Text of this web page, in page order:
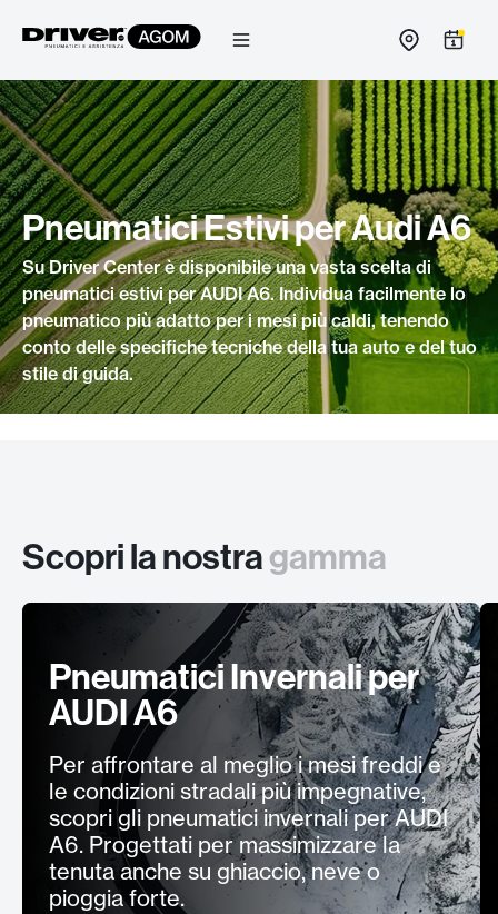
Salta
al
contenuto
Pneumatici Estivi per Audi A6
Su Driver Center è disponibile una vasta scelta di
pneumatici estivi per AUDI A6. Individua facilmente lo
pneumatico più adatto per i mesi più caldi, tenendo
conto delle specifiche tecniche della tua auto e del tuo
stile di guida.
Scopri la nostragamma
Pneumatici Invernali per
AUDI A6
Per affrontare al meglio i mesi freddi e
le condizioni stradali più impegnative,
scopri gli pneumatici invernali per AUDI
A6. Progettati per massimizzare la
tenuta anche su ghiaccio, neve o
pioggia forte.